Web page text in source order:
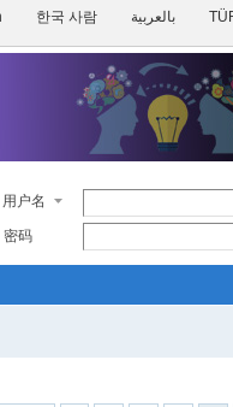
한국 사람 بالعربية
用户名
密码